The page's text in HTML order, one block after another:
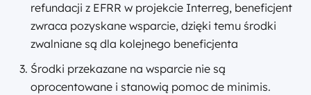
refundacji z EFRR w projekcie Interreg, beneficjent
zwraca pozyskane wsparcie, dzięki temu środki
zwalniane są dla kolejnego beneficjenta
Środki przekazane na wsparcie nie są
oprocentowane i stanowią pomoc de minimis.